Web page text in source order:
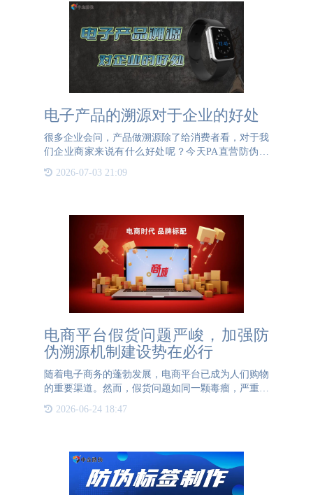
电子产品的溯源对于企业的好处
很多企业会问，产品做溯源除了给消费者看，对于我
们企业商家来说有什么好处呢？今天PA直营防伪就
处。电子产品由于技术上比较复杂，工序比较繁琐，
2026-07-03 21:09
电商平台假货问题严峻，加强防
伪溯源机制建设势在必行
随着电子商务的蓬勃发展，电商平台已成为人们购物
的重要渠道。然而，假货问题如同一颗毒瘤，严重侵
常用品，假货无处不在，不仅损害了品牌方的利益，
2026-06-24 18:47